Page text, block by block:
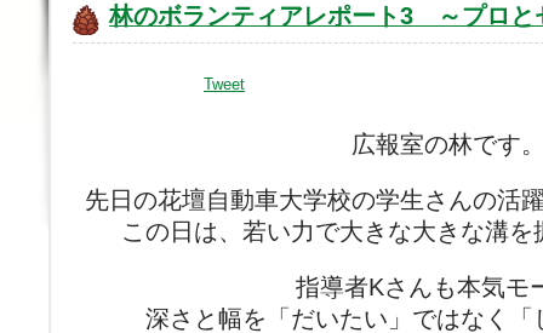
林のボランティアレポート3 ～プロと
Tweet
広報室の林です
先日の花壇自動車大学校の学生さんの活
この日は、若い力で大きな大きな溝
指導者Kさんも本気モ
深さと幅を「だいたい」ではなく「